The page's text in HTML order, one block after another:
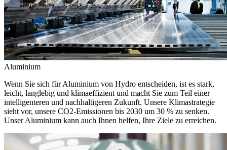
Aluminium
Wenn Sie sich für Aluminium von Hydro entscheiden, ist es stark,
leicht, langlebig und klimaeffizient und macht Sie zum Teil einer
intelligenteren und nachhaltigeren Zukunft. Unsere Klimastrategie
sieht vor, unsere CO2-Emissionen bis 2030 um 30 % zu senken.
Unser Aluminium kann auch Ihnen helfen, Ihre Ziele zu erreichen.